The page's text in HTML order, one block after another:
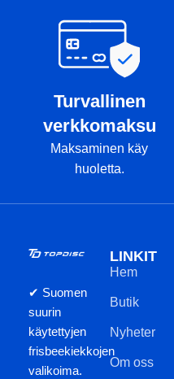
Turvallinen
verkkomaksu
Maksaminen käy
huoletta.
✔ Suomen
suurin
käytettyjen
frisbeekiekkojen
valikoima.
LINKIT
Hem
Butik
Nyheter
Om oss